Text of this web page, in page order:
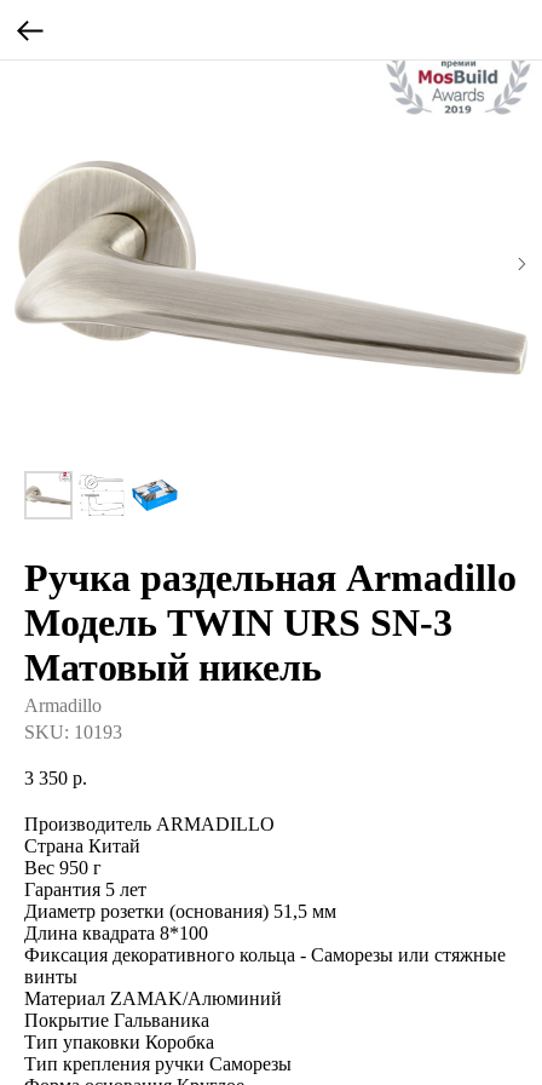
Ручка раздельная Armadillo
Модель TWIN URS SN-3
Матовый никель
Armadillo
SKU: 10193
3 350 р.
Производитель ARMADILLO
Страна Китай
Вес 950 г
Гарантия 5 лет
Диаметр розетки (основания) 51,5 мм
Длина квадрата 8*100
Фиксация декоративного кольца - Саморезы или стяжные
винты
Материал ZAMAK/Алюминий
Покрытие Гальваника
Тип упаковки Коробка
Тип крепления ручки Саморезы